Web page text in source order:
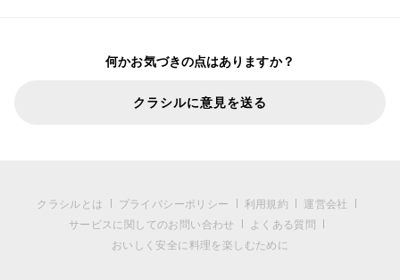
何かお気づきの点はありますか？
クラシルに意見を送る
クラシルとは プライバシーポリシー 利用規約
運営会社
サービスに関してのお問い合わせ
よくある質問
おいしく安全に料理を楽しむために